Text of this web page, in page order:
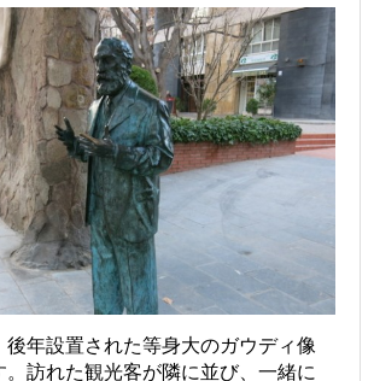
後年設置された等身大のガウディ像
。訪れた観光客が隣に並び、一緒に